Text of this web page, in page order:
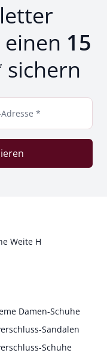
15
sichern
*
Weite H
Damen-Schuhe
Sandalen
Schuhe